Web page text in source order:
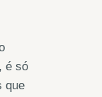
é só
que